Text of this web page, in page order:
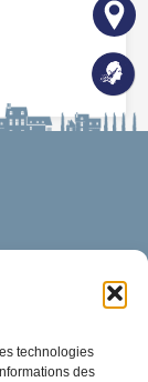
technologies
des